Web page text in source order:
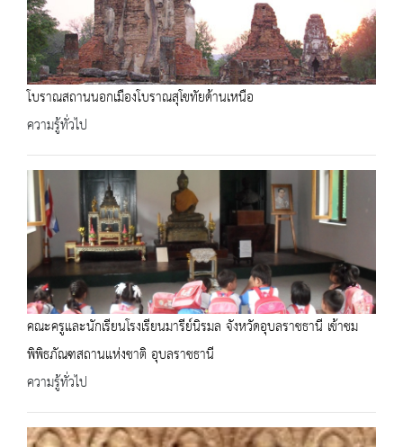
โบราณสถานนอกเมืองโบราณสุโขทัยด้านเหนือ
ความรู้ทั่วไป
คณะครูและนักเรียนโรงเรียนมารีย์นิรมล จังหวัดอุบลราชธานี เข้าชม
พิพิธภัณฑสถานแห่งชาติ อุบลราชธานี
ความรู้ทั่วไป